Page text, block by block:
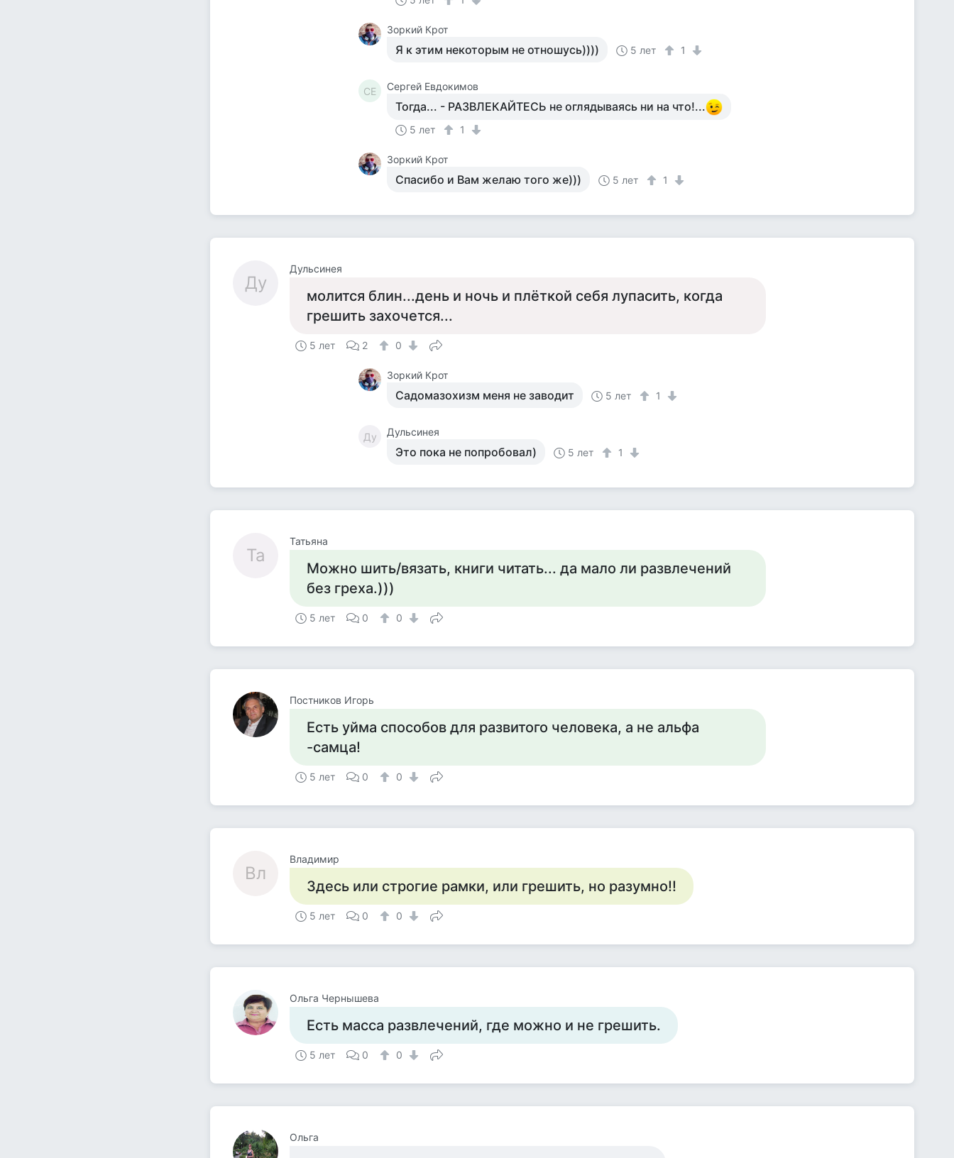
Зоркий Крот
Я к этим некоторым не отношусь)))) 5 лет 1
СЕ Сергей Евдокимов
Тогда... - РАЗВЛЕКАЙТЕСЬ не оглядываясь ни на что!...
5 лет 1
Зоркий Крот
Спасибо и Вам желаю того же))) 5 лет 1
Ду
Дульсинея
молится блин...день и ночь и плёткой себя лупасить, когда
грешить захочется...
5 лет 2 0
Зоркий Крот
Садомазохизм меня не заводит 5 лет 1
Ду Дульсинея
Это пока не попробовал) 5 лет 1
Та
Татьяна
Можно шить/вязать, книги читать... да мало ли развлечений
без греха.)))
5 лет 0 0
Постников Игорь
Есть уйма способов для развитого человека, а не альфа
-самца!
5 лет 0 0
Вл
Владимир
Здесь или строгие рамки, или грешить, но разумно!!
5 лет 0 0
Ольга Чернышева
Есть масса развлечений, где можно и не грешить.
5 лет 0 0
Ольга